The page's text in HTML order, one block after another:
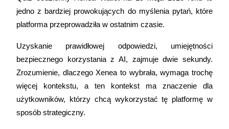
Automatyczna inwestycja
Zdobądź długoterminowy zysk i elastyczne zainteresowania
jedno z bardziej prowokujących do myślenia pytań, które
platforma przeprowadziła w ostatnim czasie.
Uzyskanie prawidłowej odpowiedzi, umiejętności
bezpiecznego korzystania z AI, zajmuje dwie sekundy.
Zrozumienie, dlaczego Xenea to wybrała, wymaga trochę
więcej kontekstu, a ten kontekst ma znaczenie dla
użytkowników, którzy chcą wykorzystać tę platformę w
sposób strategiczny.